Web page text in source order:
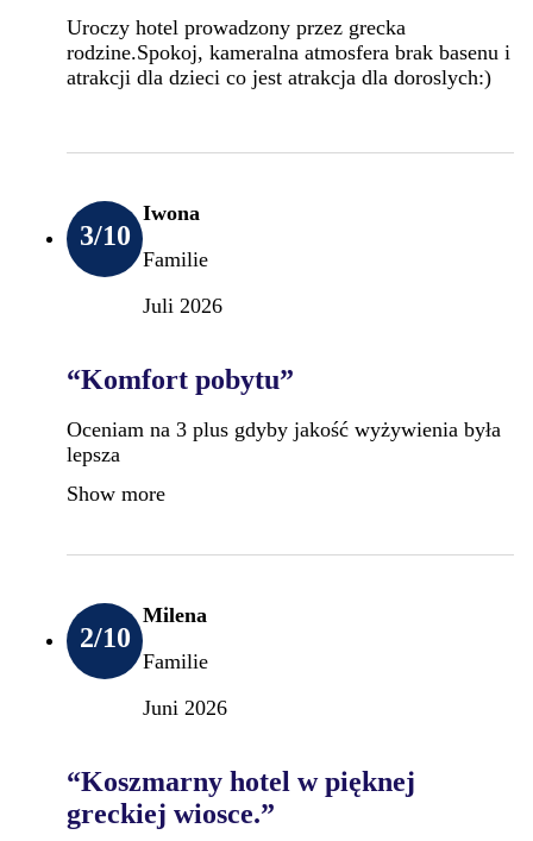
Uroczy hotel prowadzony przez grecka
rodzine.Spokoj, kameralna atmosfera brak basenu i
atrakcji dla dzieci co jest atrakcja dla doroslych:)
3/10
Iwona
Familie
Juli 2026
“Komfort pobytu”
Oceniam na 3 plus gdyby jakość wyżywienia była
lepsza
Show more
2/10
Milena
Familie
Juni 2026
“Koszmarny hotel w pięknej
greckiej wiosce.”